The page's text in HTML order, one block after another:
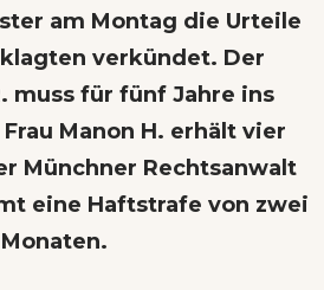
am Montag die Urteile
verkündet. Der
muss für fünf Jahre ins
Manon H. erhält vier
Münchner Rechtsanwalt
eine Haftstrafe von zwei